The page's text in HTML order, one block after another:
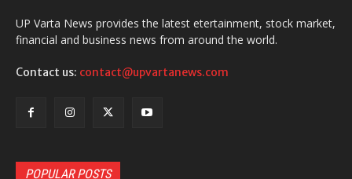
UP Varta News provides the latest etertainment, stock market,
financial and business news from around the world.
Contact us: contact@upvartanews.com
POPULAR POSTS